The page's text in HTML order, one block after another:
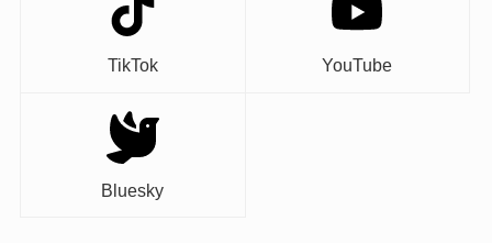
TikTok YouTube
Bluesky